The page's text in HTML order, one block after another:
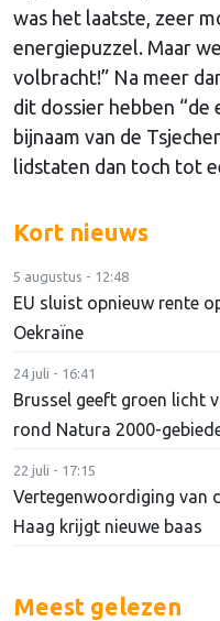
was het laatste, zeer
energiepuzzel. Maar
volbracht!” Na meer
dit dossier hebben
bijnaam van de
lidstaten dan toch tot
Kort nieuws
5 augustus - 12:48
EU sluist opnieuw rente
Oekraïne
24 juli - 16:41
Brussel geeft groen licht
rond Natura 2000-
22 juli - 17:15
Vertegenwoordiging van
Haag krijgt nieuwe baas
Meest gelezen